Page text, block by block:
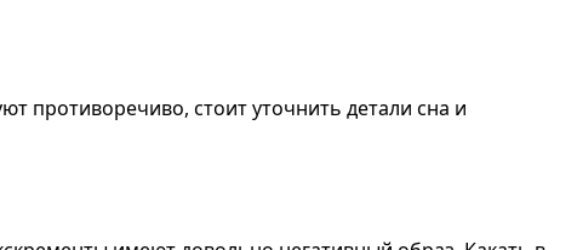
противоречиво, стоит уточнить детали сна и